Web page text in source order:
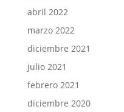
abril 2022
marzo 2022
diciembre 2021
julio 2021
febrero 2021
diciembre 2020